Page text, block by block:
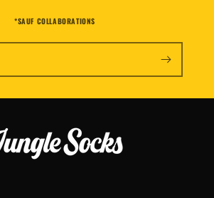
*SAUF COLLABORATIONS